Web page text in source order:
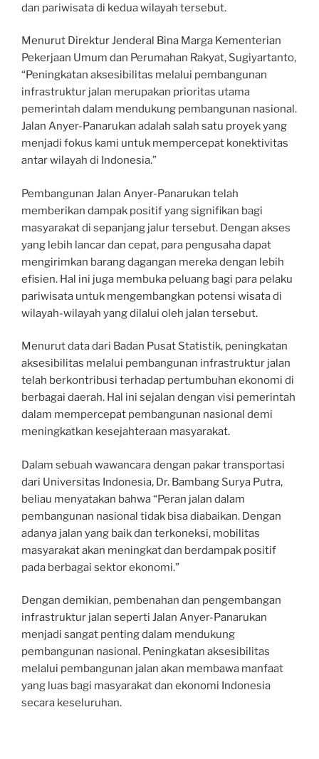
dan pariwisata di kedua wilayah tersebut.
Menurut Direktur Jenderal Bina Marga Kementerian
Pekerjaan Umum dan Perumahan Rakyat, Sugiyartanto,
“Peningkatan aksesibilitas melalui pembangunan
infrastruktur jalan merupakan prioritas utama
pemerintah dalam mendukung pembangunan nasional.
Jalan Anyer-Panarukan adalah salah satu proyek yang
menjadi fokus kami untuk mempercepat konektivitas
antar wilayah di Indonesia.”
Pembangunan Jalan Anyer-Panarukan telah
memberikan dampak positif yang signifikan bagi
masyarakat di sepanjang jalur tersebut. Dengan akses
yang lebih lancar dan cepat, para pengusaha dapat
mengirimkan barang dagangan mereka dengan lebih
efisien. Hal ini juga membuka peluang bagi para pelaku
pariwisata untuk mengembangkan potensi wisata di
wilayah-wilayah yang dilalui oleh jalan tersebut.
Menurut data dari Badan Pusat Statistik, peningkatan
aksesibilitas melalui pembangunan infrastruktur jalan
telah berkontribusi terhadap pertumbuhan ekonomi di
berbagai daerah. Hal ini sejalan dengan visi pemerintah
dalam mempercepat pembangunan nasional demi
meningkatkan kesejahteraan masyarakat.
Dalam sebuah wawancara dengan pakar transportasi
dari Universitas Indonesia, Dr. Bambang Surya Putra,
beliau menyatakan bahwa “Peran jalan dalam
pembangunan nasional tidak bisa diabaikan. Dengan
adanya jalan yang baik dan terkoneksi, mobilitas
masyarakat akan meningkat dan berdampak positif
pada berbagai sektor ekonomi.”
Dengan demikian, pembenahan dan pengembangan
infrastruktur jalan seperti Jalan Anyer-Panarukan
menjadi sangat penting dalam mendukung
pembangunan nasional. Peningkatan aksesibilitas
melalui pembangunan jalan akan membawa manfaat
yang luas bagi masyarakat dan ekonomi Indonesia
secara keseluruhan.